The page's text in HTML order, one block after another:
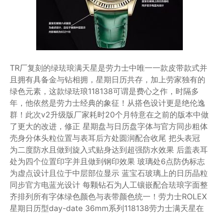
TR厂复刻的绿珐琅满天星是劳力士中唯一一款皮带款式并
且拥有具备金与钻相拥，星期日历共存，加上劳家独有的
绿色元素，这款绿珐琅118138可谓是费心之作，时隔多
年，他依然是劳力士经典的象征！从搭色设计更是绝伦逸
群！此次v2升级版厂家耗时20个月特意在之前的版本中做
了更大的改进，修正 ️星期盘与日历盘字体与官方同步粗体
️壳身分体头粒位置与表耳后方处圆润配合收尾 ️把头表冠
为二度防水且做到旋入式贴身达到超强防水效果 ️后盖表耳
处为四个位置印字并且做到钢印效果 ️玻璃处6点防伪标志
为虚点设计且位于中层部位显示 ️蓝宝石玻璃上的日历晶粒
同步官方电蓝光设计 ️每颗钻石为人工镶嵌配合珐琅字面整
齐排列️所有字体绿色颜色与表带颜色统一！劳力士ROLEX
星期日历型day-date 36mm系列118138劳力士满天星在